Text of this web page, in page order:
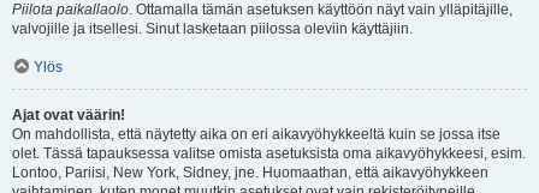
Piilota paikallaolo. Ottamalla tämän asetuksen käyttöön näyt vain ylläpitäjille,
valvojille ja itsellesi. Sinut lasketaan piilossa oleviin käyttäjiin.
Ylös
Ajat ovat väärin!
On mahdollista, että näytetty aika on eri aikavyöhykkeeltä kuin se jossa itse
olet. Tässä tapauksessa valitse omista asetuksista oma aikavyöhykkeesi, esim.
Lontoo, Pariisi, New York, Sidney, jne. Huomaathan, että aikavyöhykkeen